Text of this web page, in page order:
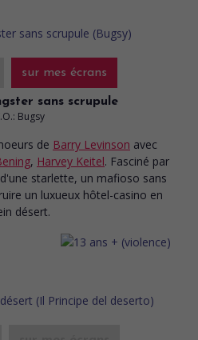
sur mes écrans
sans scrupule
Bugsy
de Barry Levinson avec
, Harvey Keitel. Fasciné par
starlette, un mafioso sans
un luxueux hôtel-casino en
désert.